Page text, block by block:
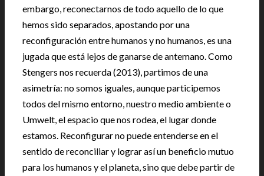
embargo, reconectarnos de todo aquello de lo que
hemos sido separados, apostando por una
reconfiguración entre humanos y no humanos, es una
jugada que está lejos de ganarse de antemano. Como
Stengers nos recuerda (2013), partimos de una
asimetría: no somos iguales, aunque participemos
todos del mismo entorno, nuestro medio ambiente o
Umwelt, el espacio que nos rodea, el lugar donde
estamos. Reconfigurar no puede entenderse en el
sentido de reconciliar y lograr así un beneficio mutuo
para los humanos y el planeta, sino que debe partir de